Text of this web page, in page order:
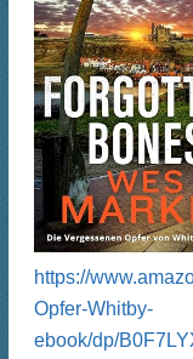
https://
Opfer-Whitby-
ebook/dp/